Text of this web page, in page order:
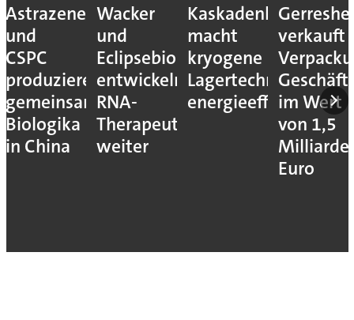
Astrazeneca
und
CSPC
produzieren
gemeinsam
Biologika
in China
Wacker
und
Eclipsebio
entwickeln
RNA-
Therapeutika
weiter
Kaskadenkonzept
macht
kryogene
Lagertechnik
energieeffizienter
verkauft
im Wert
von 1,5
Euro